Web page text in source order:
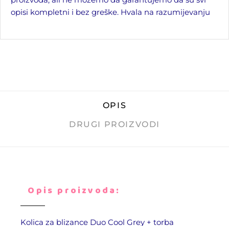
opisi kompletni i bez greške. Hvala na razumijevanju
OPIS
DRUGI PROIZVODI
Opis proizvoda:
Kolica za blizance Duo Cool Grey + torba